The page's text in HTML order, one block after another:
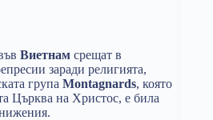
Виетнам срещат в
заради религията,
група Montagnards, която
Църква на Христос, е била